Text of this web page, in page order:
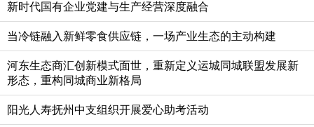
新时代国有企业党建与生产经营深度融合
当冷链融入新鲜零食供应链，一场产业生态的主动构建
河东生态商汇创新模式面世，重新定义运城同城联盟发展新
形态，重构同城商业新格局
阳光人寿抚州中支组织开展爱心助考活动